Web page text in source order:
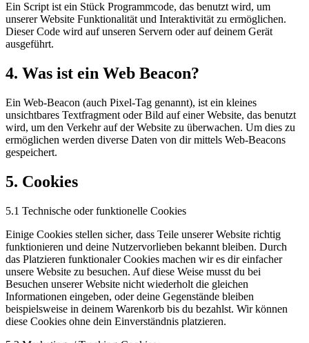
Ein Script ist ein Stück Programmcode, das benutzt wird, um
unserer Website Funktionalität und Interaktivität zu ermöglichen.
Dieser Code wird auf unseren Servern oder auf deinem Gerät
ausgeführt.
4. Was ist ein Web Beacon?
Ein Web-Beacon (auch Pixel-Tag genannt), ist ein kleines
unsichtbares Textfragment oder Bild auf einer Website, das benutzt
wird, um den Verkehr auf der Website zu überwachen. Um dies zu
ermöglichen werden diverse Daten von dir mittels Web-Beacons
gespeichert.
5. Cookies
5.1 Technische oder funktionelle Cookies
Einige Cookies stellen sicher, dass Teile unserer Website richtig
funktionieren und deine Nutzervorlieben bekannt bleiben. Durch
das Platzieren funktionaler Cookies machen wir es dir einfacher
unsere Website zu besuchen. Auf diese Weise musst du bei
Besuchen unserer Website nicht wiederholt die gleichen
Informationen eingeben, oder deine Gegenstände bleiben
beispielsweise in deinem Warenkorb bis du bezahlst. Wir können
diese Cookies ohne dein Einverständnis platzieren.